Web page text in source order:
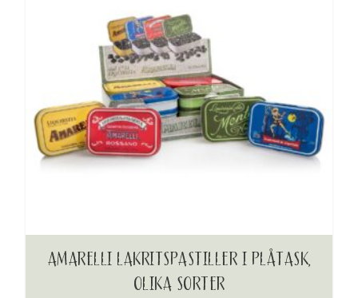
AMARELLI LAKRITSPASTILLER I PLÅTASK,
OLIKA SORTER